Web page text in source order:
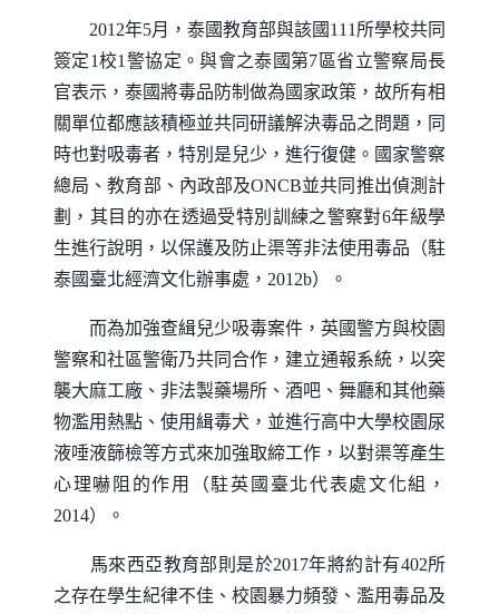
2012年5月，泰國教育部與該國111所學校共同
簽定1校1警協定。與會之泰國第7區省立警察局長
官表示，泰國將毒品防制做為國家政策，故所有相
關單位都應該積極並共同研議解決毒品之問題，同
時也對吸毒者，特別是兒少，進行復健。國家警察
總局、教育部、內政部及ONCB並共同推出偵測計
劃，其目的亦在透過受特別訓練之警察對6年級學
生進行說明，以保護及防止渠等非法使用毒品（駐
泰國臺北經濟文化辦事處，2012b）。
而為加強查緝兒少吸毒案件，英國警方與校園
警察和社區警衛乃共同合作，建立通報系統，以突
襲大麻工廠、非法製藥場所、酒吧、舞廳和其他藥
物濫用熱點、使用緝毒犬，並進行高中大學校園尿
液唾液篩檢等方式來加強取締工作，以對渠等產生
心理嚇阻的作用（駐英國臺北代表處文化組，
2014）。
馬來西亞教育部則是於2017年將約計有402所
之存在學生紀律不佳、校園暴力頻發、濫用毒品及